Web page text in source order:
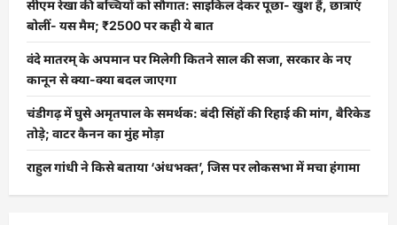
सीएम रेखा की बच्चियों को सौगात: साइकिल देकर पूछा- खुश हैं, छात्राएं
बोलीं- यस मैम; ₹2500 पर कही ये बात
वंदे मातरम् के अपमान पर मिलेगी कितने साल की सजा, सरकार के नए
कानून से क्या-क्या बदल जाएगा
चंडीगढ़ में घुसे अमृतपाल के समर्थक: बंदी सिंहों की रिहाई की मांग, बैरिकेड
तोड़े; वाटर कैनन का मुंह मोड़ा
राहुल गांधी ने किसे बताया ‘अंधभक्त’, जिस पर लोकसभा में मचा हंगामा